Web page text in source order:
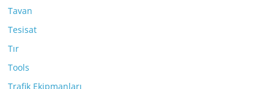
Tavan
Tesisat
Tır
Tools
Trafik Ekipmanları